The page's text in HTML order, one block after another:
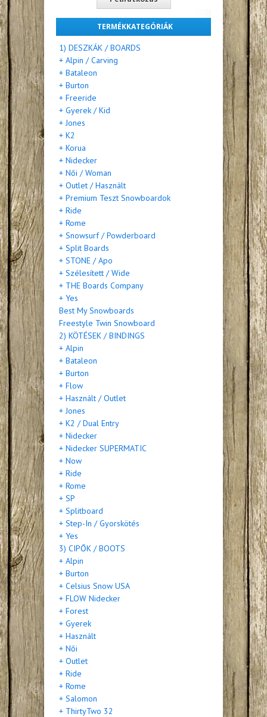
TERMÉKKATEGÓRIÁK
1) DESZKÁK / BOARDS
+ Alpin / Carving
+ Bataleon
+ Burton
+ Freeride
+ Gyerek / Kid
+ Jones
+ K2
+ Korua
+ Nidecker
+ Női / Woman
+ Outlet / Használt
+ Premium Teszt Snowboardok
+ Ride
+ Rome
+ Snowsurf / Powderboard
+ Split Boards
+ STONE / Apo
+ Szélesített / Wide
+ THE Boards Company
+ Yes
Best My Snowboards
Freestyle Twin Snowboard
2) KÖTÉSEK / BINDINGS
+ Alpin
+ Bataleon
+ Burton
+ Flow
+ Használt / Outlet
+ Jones
+ K2 / Dual Entry
+ Nidecker
+ Nidecker SUPERMATIC
+ Now
+ Ride
+ Rome
+ SP
+ Splitboard
+ Step-In / Gyorskötés
+ Yes
3) CIPŐK / BOOTS
+ Alpin
+ Burton
+ Celsius Snow USA
+ FLOW Nidecker
+ Forest
+ Gyerek
+ Használt
+ Női
+ Outlet
+ Ride
+ Rome
+ Salomon
+ ThirtyTwo 32